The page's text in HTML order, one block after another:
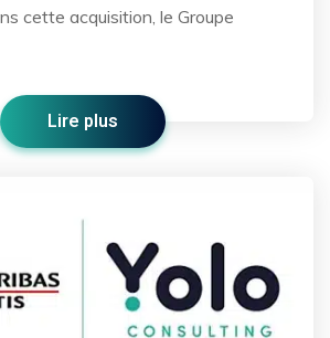
cette acquisition, le Groupe
Lire plus